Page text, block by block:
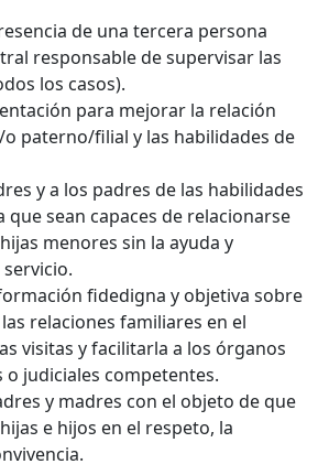
de una tercera persona
responsable de supervisar las
los casos).
para mejorar la relación
paterno/filial y las habilidades de
y a los padres de las habilidades
que sean capaces de relacionarse
menores sin la ayuda y
fidedigna y objetiva sobre
relaciones familiares en el
visitas y facilitarla a los órganos
judiciales competentes.
y madres con el objeto de que
e hijos en el respeto, la